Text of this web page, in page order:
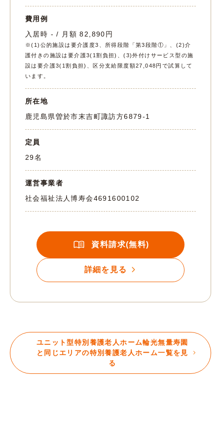
費用例
入居時 - / 月額 82,890円
※(1)公的施設は要介護度3、所得段階「第3段階①」、(2)介
護付きの施設は要介護3(1割負担)、(3)外付けサービス型の施
設は要介護3(1割負担)、区分支給限度額27,048円で試算して
います。
所在地
鹿児島県曽於市末吉町諏訪方6879-1
定員
29名
運営事業者
社会福祉法人博寿会4691600102
資料請求(無料)
詳細を見る
ユニット型特別養護老人ホーム輪光無量寿園
と同じエリアの特別養護老人ホーム一覧を見
る